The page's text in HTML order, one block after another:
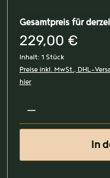
Gesamtpreis für
229,00 €
Inhalt: 1 Stück
Preise inkl. MwSt., DHL-
hier
In